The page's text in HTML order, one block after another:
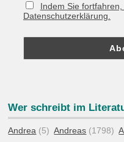
Indem Sie
Datenschutzerklärung.
Wer schreibt im
Andrea (5) Andreas (1798)